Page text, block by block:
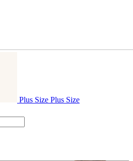
Plus Size Plus Size